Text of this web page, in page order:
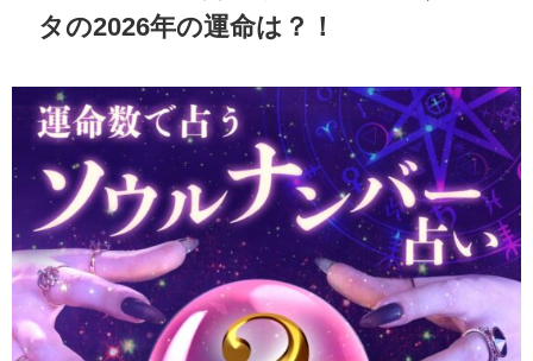
タの2026年の運命は？！